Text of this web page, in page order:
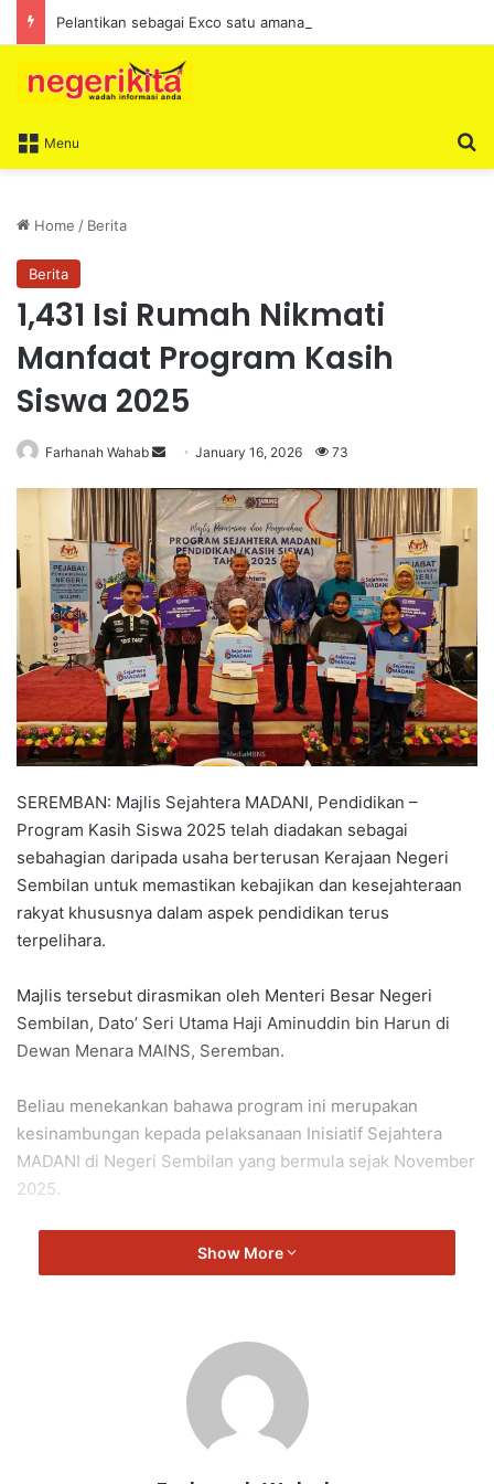
Menu
Home / Berita
Berita
1,431 Isi Rumah Nikmati
Manfaat Program Kasih
Siswa 2025
Farhanah Wahab
n
d
a
n
e
m
a
i
l
January 16, 2026 73
SEREMBAN: Majlis Sejahtera MADANI, Pendidikan –
Program Kasih Siswa 2025 telah diadakan sebagai
sebahagian daripada usaha berterusan Kerajaan Negeri
Sembilan untuk memastikan kebajikan dan kesejahteraan
rakyat khususnya dalam aspek pendidikan terus
terpelihara.
Majlis tersebut dirasmikan oleh Menteri Besar Negeri
Sembilan, Dato’ Seri Utama Haji Aminuddin bin Harun di
Dewan Menara MAINS, Seremban.
Beliau menekankan bahawa program ini merupakan
kesinambungan kepada pelaksanaan Inisiatif Sejahtera
MADANI di Negeri Sembilan yang bermula sejak November
2025.
Menurut Menteri Besar, program ini mencerminkan
komitmen berterusan kerajaan negeri dalam membantu
“Sehingga kini, seramai 1,431 Ketua Isi Rumah dan ahli isi
rumah eKasih telah menerima manfaat daripada inisiatif ini
dengan jumlah sumbangan keseluruhan sebanyak
Show More